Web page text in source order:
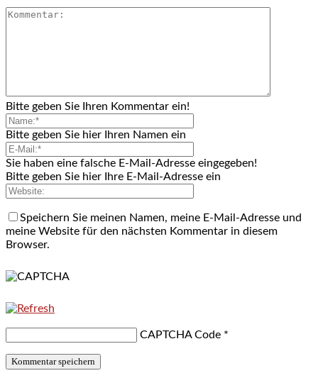
Bitte geben Sie Ihren Kommentar ein!
Bitte geben Sie hier Ihren Namen ein
Sie haben eine falsche E-Mail-Adresse eingegeben!
Bitte geben Sie hier Ihre E-Mail-Adresse ein
Speichern Sie meinen Namen, meine E-Mail-Adresse und
meine Website für den nächsten Kommentar in diesem
Browser.
CAPTCHA Code *